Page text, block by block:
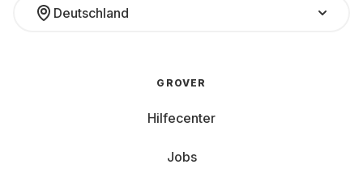
Deutschland
GROVER
Hilfecenter
Jobs